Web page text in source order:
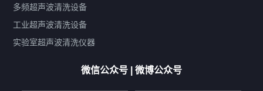
带加热
功率可调
双波脱气
机械旋钮系列
厨具清洗机
超声波振板
高尔夫球杆清洗机
多频超声波清洗设备
工业超声波清洗设备
实验室超声波清洗仪器
微信公众号 | 微博公众号